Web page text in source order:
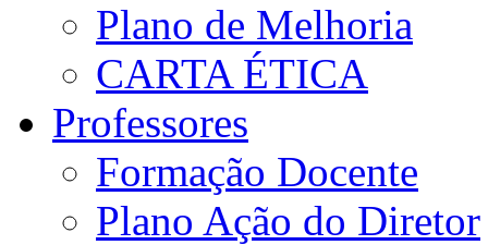
Plano de Melhoria
CARTA ÉTICA
Professores
Formação Docente
Plano Ação do Diretor